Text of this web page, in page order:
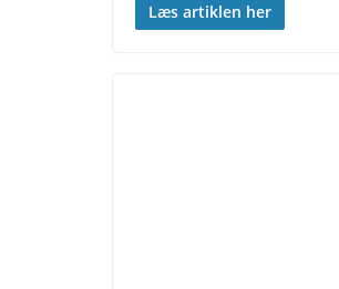
Læs artiklen her